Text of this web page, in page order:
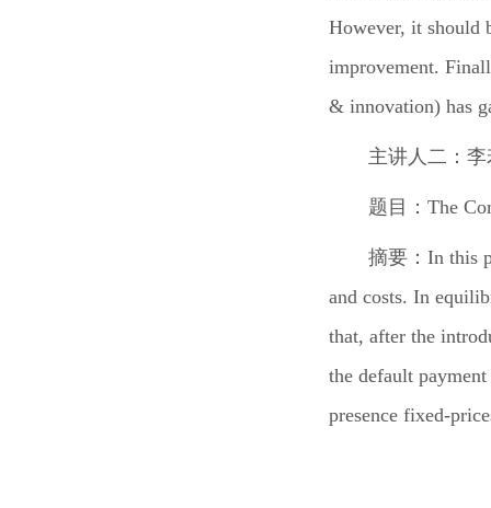
However, it should
improvement.
& innovation) has
主讲人二： 李
题目： The
摘要： In this
and costs. In
that, after the
the default
presence fixed-